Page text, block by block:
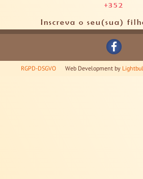
+352
Inscreva o seu(sua)
RGPD-DSGVO Web Development by